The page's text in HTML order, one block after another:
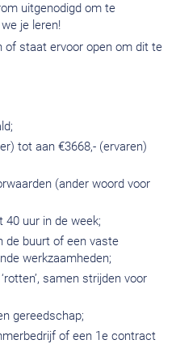
uitgenodigd om te
je leren!
of staat ervoor open om dit te
tot aan €3668,- (ervaren)
(ander woord voor
40 uur in de week;
de buurt of een vaste
werkzaamheden;
samen strijden voor
gereedschap;
of een 1e contract